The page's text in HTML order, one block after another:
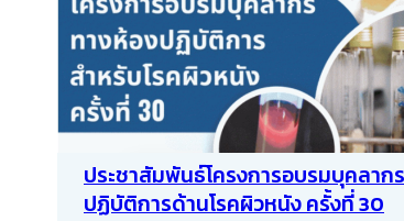
ประชาสัมพันธ์โครงการอบรมบุคลาก
ปฏิบัติการด้านโรคผิวหนัง ครั้งที่ 30